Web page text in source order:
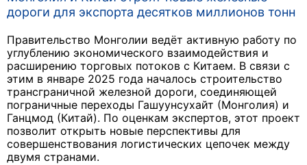
дороги для экспорта десятков миллионов тонн
Правительство Монголии ведёт активную работу по
углублению экономического взаимодействия и
расширению торговых потоков с Китаем. В связи с
этим в январе 2025 года началось строительство
трансграничной железной дороги, соединяющей
пограничные переходы Гашуунсухайт (Монголия) и
Ганцмод (Китай). По оценкам экспертов, этот проект
позволит открыть новые перспективы для
совершенствования логистических цепочек между
двумя странами.